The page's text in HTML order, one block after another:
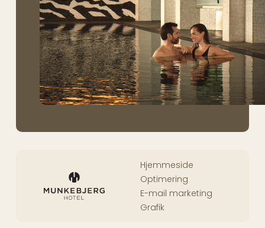
Hjemmeside
Optimering
E-mail marketing
Grafik